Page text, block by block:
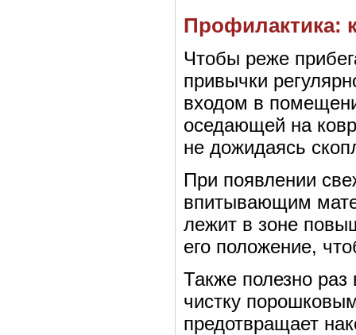
Профилактика:
Чтобы реже
привычки
входом в
оседающей на
не дожидаясь
При появлении
впитывающим
лежит в зоне
его положение,
Также полезно
чистку
предотвращает